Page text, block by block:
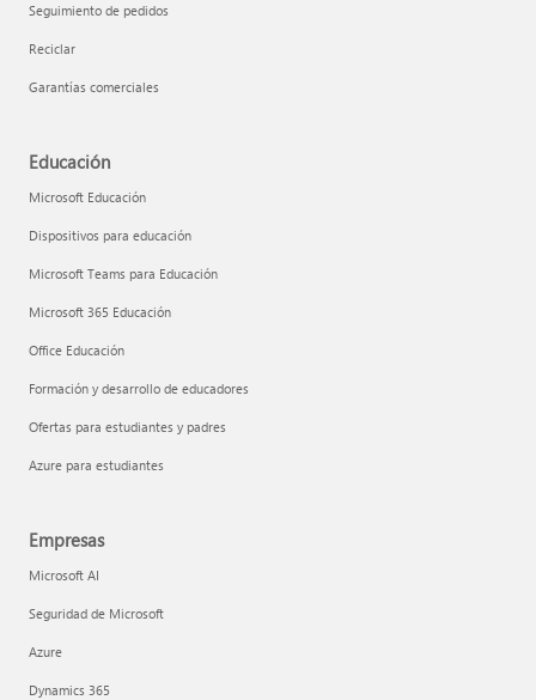
Seguimiento de pedidos
Reciclar
Garantías comerciales
Educación
Microsoft Educación
Dispositivos para educación
Microsoft Teams para Educación
Microsoft 365 Educación
Office Educación
Formación y desarrollo de educadores
Ofertas para estudiantes y padres
Azure para estudiantes
Empresas
Microsoft AI
Seguridad de Microsoft
Azure
Dynamics 365